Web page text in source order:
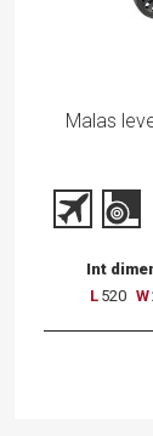
Malas
Int
L 520 W